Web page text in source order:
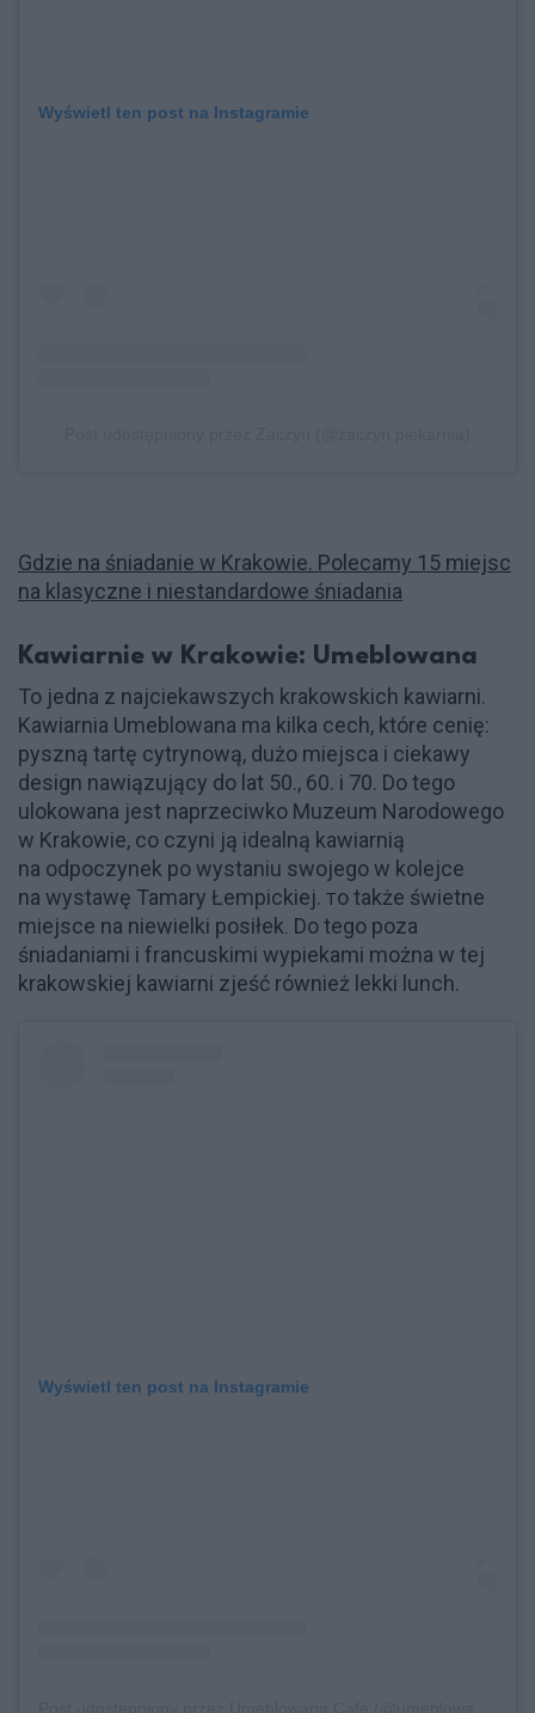
Wyświetl ten post na Instagramie
Gdzie na śniadanie w Krakowie. Polecamy 15 miejsc
na klasyczne i niestandardowe śniadania
Kawiarnie w Krakowie: Umeblowana
To jedna z najciekawszych krakowskich kawiarni.
Kawiarnia Umeblowana ma kilka cech, które cenię:
pyszną tartę cytrynową, dużo miejsca i ciekawy
design nawiązujący do lat 50., 60. i 70. Do tego
ulokowana jest naprzeciwko Muzeum Narodowego
w Krakowie, co czyni ją idealną kawiarnią
na odpoczynek po wystaniu swojego w kolejce
na wystawę Tamary Łempickiej. To także świetne
miejsce na niewielki posiłek. Do tego poza
śniadaniami i francuskimi wypiekami można w tej
krakowskiej kawiarni zjeść również lekki lunch.
Wyświetl ten post na Instagramie